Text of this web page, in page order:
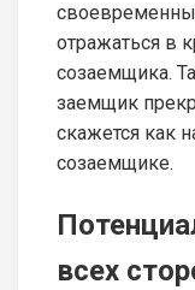
отражаться в
созаемщика.
заемщик
скажется как
созаемщике.
всех